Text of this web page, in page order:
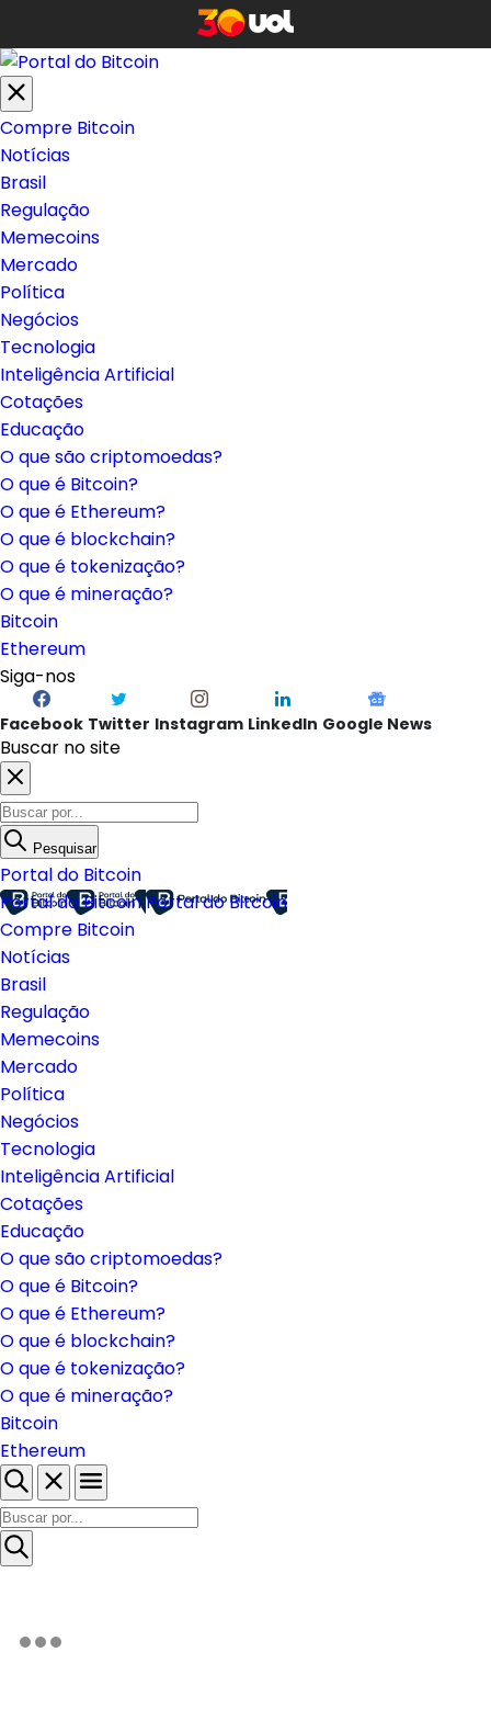
Compre Bitcoin
Notícias
Brasil
Regulação
Memecoins
Mercado
Política
Negócios
Tecnologia
Inteligência Artificial
Cotações
Educação
O que são criptomoedas?
O que é Bitcoin?
O que é Ethereum?
O que é blockchain?
O que é tokenização?
O que é mineração?
Bitcoin
Ethereum
Siga-nos
Facebook Twitter Instagram LinkedIn Google News
Buscar no site
Pesquisar
Portal do Bitcoin
Portal do BitcoinPortal do Bitcoin
Compre Bitcoin
Notícias
Brasil
Regulação
Memecoins
Mercado
Política
Negócios
Tecnologia
Inteligência Artificial
Cotações
Educação
O que são criptomoedas?
O que é Bitcoin?
O que é Ethereum?
O que é blockchain?
O que é tokenização?
O que é mineração?
Bitcoin
Ethereum